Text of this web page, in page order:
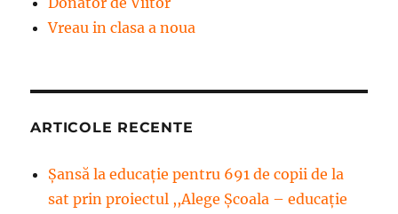
Vreau in clasa a noua
ARTICOLE RECENTE
Șansă la educație pentru 691 de copii de la
sat prin proiectul ,,Alege Școala – educație